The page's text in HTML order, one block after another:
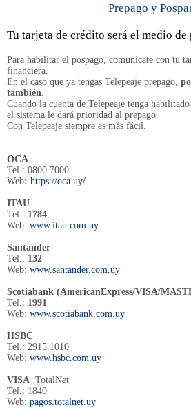
Prepago y
Tu tarjeta de crédito será el medio de
Para habilitar el pospago, comunicate con tu
financiera.
En el caso que ya tengas Telepeaje prepago,
también.
Cuando la cuenta de Telepeaje tenga
el sistema le dará prioridad al prepago.
Con Telepeaje siempre es más fácil.
OCA
Tel.: 0800 7000
Web: https://oca.uy/
ITAU
Tel.: 1784
Web: www.itau.com.uy
Santander
Tel.: 132
Web: www.santander.com.uy
Scotiabank (AmericanExpress/VISA/
Tel.: 1991
Web: www.scotiabank.com.uy
HSBC
Tel.: 2915 1010
Web: www.hsbc.com.uy
VISA TotalNet
Tel.: 1840
Web: pagos.totalnet.uy